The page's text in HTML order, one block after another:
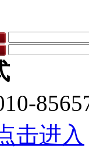
击进入